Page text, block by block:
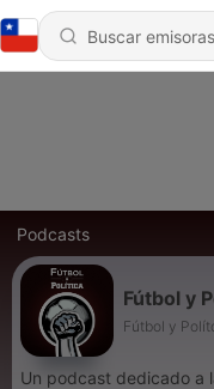
Podcasts
Fútbol y
Fútbol y
Un podcast dedicado a